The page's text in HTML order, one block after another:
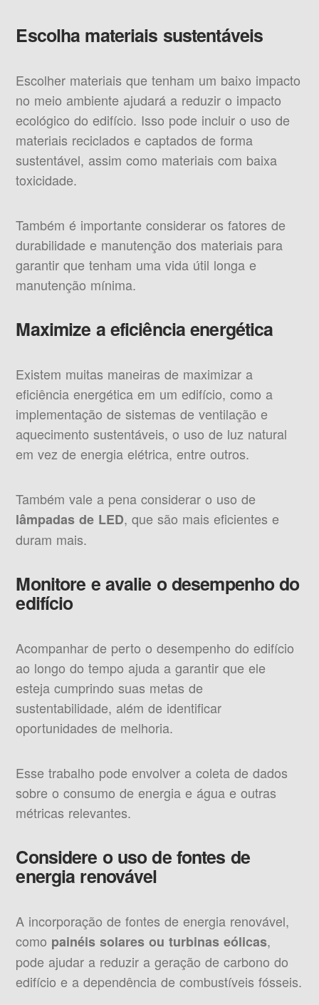
Escolha materiais sustentáveis
Escolher materiais que tenham um baixo impacto
no meio ambiente ajudará a reduzir o impacto
ecológico do edifício. Isso pode incluir o uso de
materiais reciclados e captados de forma
sustentável, assim como materiais com baixa
toxicidade.
Também é importante considerar os fatores de
durabilidade e manutenção dos materiais para
garantir que tenham uma vida útil longa e
manutenção mínima.
Maximize a eficiência energética
Existem muitas maneiras de maximizar a
eficiência energética em um edifício, como a
implementação de sistemas de ventilação e
aquecimento sustentáveis, o uso de luz natural
em vez de energia elétrica, entre outros.
Também vale a pena considerar o uso de
lâmpadas de LED, que são mais eficientes e
duram mais.
Monitore e avalie o desempenho do
edifício
Acompanhar de perto o desempenho do edifício
ao longo do tempo ajuda a garantir que ele
esteja cumprindo suas metas de
sustentabilidade, além de identificar
oportunidades de melhoria.
Esse trabalho pode envolver a coleta de dados
sobre o consumo de energia e água e outras
métricas relevantes.
Considere o uso de fontes de
energia renovável
A incorporação de fontes de energia renovável,
como painéis solares ou turbinas eólicas,
pode ajudar a reduzir a geração de carbono do
edifício e a dependência de combustíveis fósseis.